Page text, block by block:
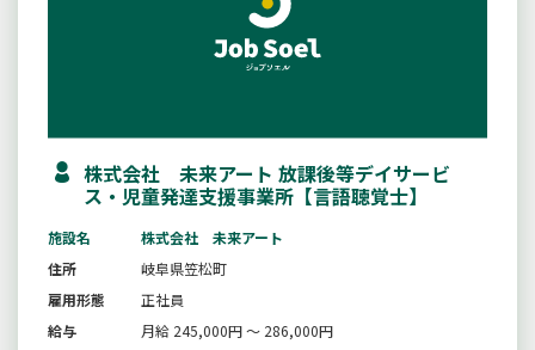
株式会社 未来アート 放課後等デイサービ
ス・児童発達支援事業所【言語聴覚士】
施設名
株式会社 未来アート
住所
岐阜県笠松町
雇用形態
正社員
給与
月給 245,000円 ～ 286,000円